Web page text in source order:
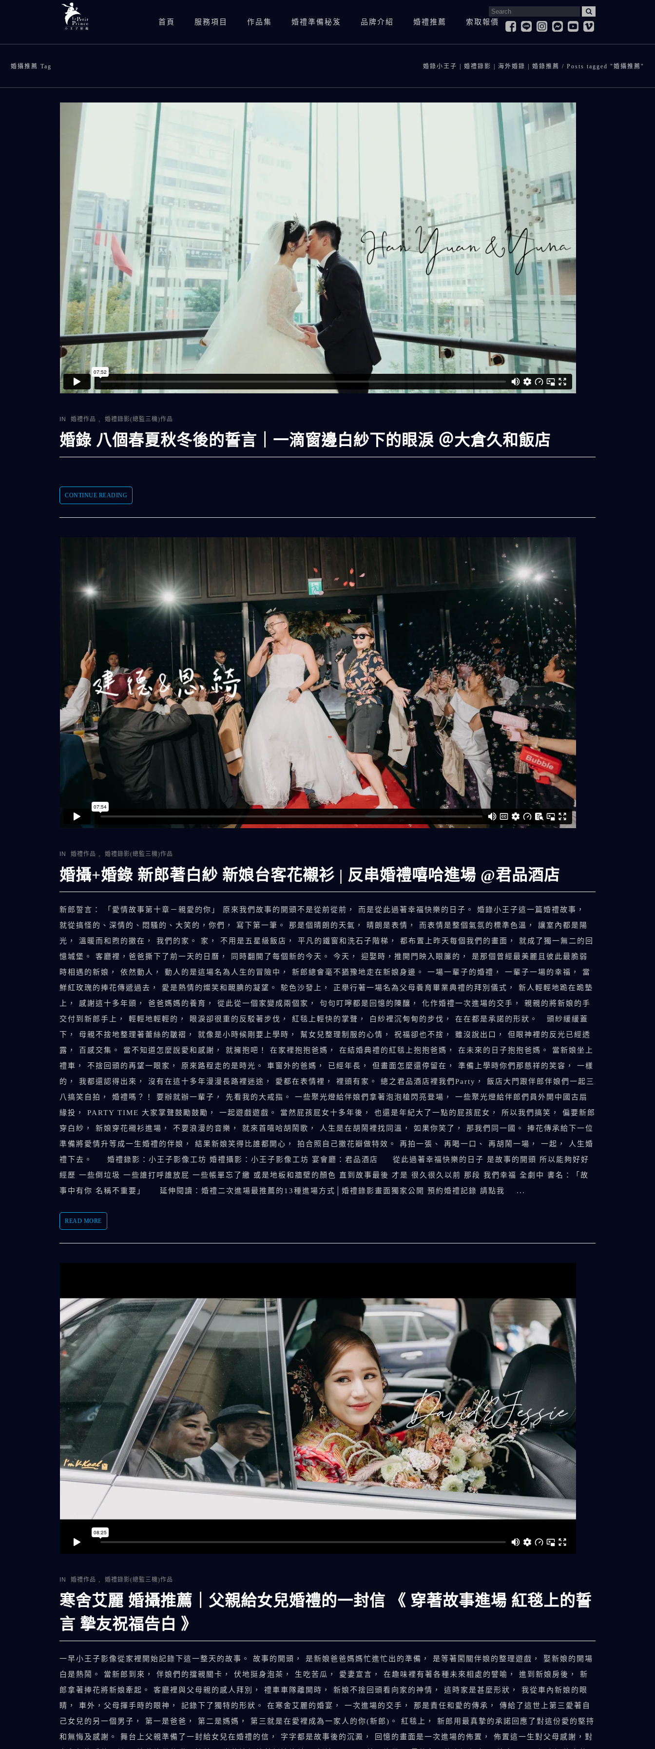
首頁 服務項目 作品集
婚禮錄影(總監三機)
婚禮錄影(資深雙機)
SDE當日快剪快播
婚紗照
婚紗側錄
求婚紀錄
愛情微電影
婚禮準備秘笈 品牌介紹 婚禮推薦 索取報價
Search
for:
婚禮錄影(總監三機) 婚紗照
孕婦寫真
兒童寫真 訪
婚攝推薦 Tag 婚錄小王子 | 婚禮錄影 | 海外婚錄 | 婚錄推薦 / Posts tagged "婚攝推薦"
IN 婚禮作品 , 婚禮錄影(總監三機)作品
婚錄 八個春夏秋冬後的誓言｜一滴窗邊白紗下的眼淚 ＠大倉久和飯店
CONTINUE READING
IN 婚禮作品 , 婚禮錄影(總監三機)作品
婚攝+婚錄 新郎著白紗 新娘台客花襯衫 | 反串婚禮嘻哈進場 @君品酒店
新郎誓言： 「愛情故事第十章－親愛的你」 原來我們故事的開頭不是從前從前， 而是從此過著幸福快樂的日子。 婚錄小王子這一篇婚禮故事，
就從搞怪的、深情的、悶騷的、大笑的，你們， 寫下第一筆。 那是個晴朗的天氣， 晴朗是表情， 而表情是整個氣氛的標準色溫， 讓室內都是陽
光， 溫暖而和煦的撒在， 我們的家。 家， 不用是五星級飯店， 平凡的鐵窗和洗石子階梯， 都布置上昨天每個我們的畫面， 就成了獨一無二的回
憶城堡。 客廳裡，爸爸撕下了前一天的日曆， 同時翻開了每個新的今天。 今天， 迎娶時，推開門映入眼簾的， 是那個曾經最美麗且彼此最脆弱
時相遇的新娘， 依然動人， 動人的是這場名為人生的冒險中， 新郎總會毫不猶豫地走在新娘身邊。 一場一輩子的婚禮， 一輩子一場的幸福， 當
鮮紅玫瑰的捧花傳遞過去， 愛是熱情的燦笑和靦腆的凝望。 駝色沙發上， 正舉行著一場名為父母養育畢業典禮的拜別儀式， 新人輕輕地跪在跪墊
上， 感謝這十多年頭， 爸爸媽媽的養育， 從此從一個家變成兩個家， 句句叮嚀都是回憶的陳釀， 化作婚禮一次進場的交手， 親親的將新娘的手
交付到新郎手上， 輕輕地輕輕的， 眼淚卻很重的反駁著步伐， 紅毯上輕快的掌聲， 白紗裡沉甸甸的步伐， 在在都是承諾的形狀。 頭紗緩緩蓋
下， 母親不捨地整理著蕾絲的皺褶， 就像是小時候剛要上學時， 幫女兒整理制服的心情， 祝福卻也不捨， 雖沒說出口， 但眼神裡的反光已經透
露， 百感交集。 當不知道怎麼說愛和感謝， 就擁抱吧！ 在家裡抱抱爸媽， 在結婚典禮的紅毯上抱抱爸媽， 在未來的日子抱抱爸媽。 當新娘坐上
禮車， 不捨回頭的再望一眼家， 原來路程走的是時光。 車窗外的爸媽， 已經年長， 但畫面怎麼還停留在， 準備上學時你們那慈祥的笑容， 一樣
的， 我都還認得出來， 沒有在這十多年漫漫長路裡迷途， 愛都在表情裡， 裡頭有家。 總之君品酒店裡我們Party， 飯店大門跟伴郎伴娘們一起三
八搞笑自拍， 婚禮嗎？！ 要辦就辦一輩子， 先看我的大戒指。 一些聚光燈給伴娘們拿著泡泡槍閃亮登場， 一些聚光燈給伴郎們員外開中國古扇
緣投， PARTY TIME 大家掌聲鼓勵鼓勵， 一起遊戲遊戲。 當然屁孩屁女十多年後， 也還是年紀大了一點的屁孩屁女， 所以我們搞笑， 偏要新郎
穿白紗， 新娘穿花襯衫進場， 不要浪漫的音樂， 就來首嘻哈胡鬧歌， 人生是在胡鬧裡找同溫， 如果你笑了， 那我們同一國。 捧花傳承給下一位
準備將愛情升等成一生婚禮的伴娘， 結果新娘笑得比誰都開心， 拍合照自己撒花瓣做特效。 再拍一張、 再喝一口、 再胡鬧一場， 一起， 人生婚
禮下去。 婚禮錄影：小王子影像工坊 婚禮攝影：小王子影像工坊 宴會廳：君品酒店 從此過著幸福快樂的日子 是故事的開頭 所以能夠好好
經歷 一些倒垃圾 一些誰打呼誰放屁 一些帳單忘了繳 或是地板和牆壁的顏色 直到故事最後 才是 很久很久以前 那段 我們幸福 全劇中 書名：「故
事中有你 名稱不重要」 延伸閱讀：婚禮二次進場最推薦的13種進場方式│婚禮錄影畫面獨家公開 預約婚禮記錄 請點我 ...
READ MORE
IN 婚禮作品 , 婚禮錄影(總監三機)作品
寒舍艾麗 婚攝推薦｜父親給女兒婚禮的一封信 《 穿著故事進場 紅毯上的誓
言 摯友祝福告白 》
一早小王子影像從家裡開始記錄下這一整天的故事。 故事的開頭， 是新娘爸爸媽媽忙進忙出的準備， 是等著闖關伴娘的整理遊戲， 娶新娘的開場
白是熱鬧。 當新郎到來， 伴娘們的擋親關卡， 伏地挺身泡茶， 生吃苦瓜， 愛妻宣言， 在趣味裡有著各種未來相處的譬喻， 進到新娘房後， 新
郎拿著捧花將新娘牽起。 客廳裡與父母親的感人拜別， 禮車車隊離開時， 新娘不捨回頭看向家的神情， 這時家是甚麼形狀， 我從車內新娘的眼
睛， 車外，父母揮手時的眼神， 記錄下了獨特的形狀。 在寒舍艾麗的婚宴， 一次進場的交手， 那是責任和愛的傳承， 傳給了這世上第三愛著自
己女兒的另一個男子， 第一是爸爸， 第二是媽媽， 第三就是在愛裡成為一家人的你(新郎)。 紅毯上， 新郎用最真摯的承諾回應了對這份愛的堅持
和無悔及感謝。 舞台上父親準備了一封給女兒在婚禮的信， 字字都是故事後的沉澱， 回憶的畫面是一次進場的佈置， 佈置這一生對父母感謝，對